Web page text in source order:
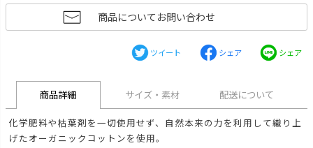
商品についてお問い合わせ
ツイート シェア シェア
商品詳細 サイズ・素材 配送について
化学肥料や枯葉剤を一切使用せず、自然本来の力を利用して織り上
げたオーガニックコットンを使用。